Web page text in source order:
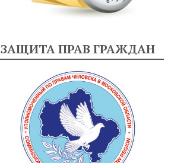
ЗАЩИТА ПРАВ ГРАЖДАН